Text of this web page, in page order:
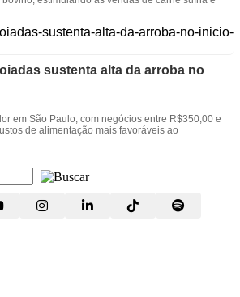
sustenta alta da arroba no
em São Paulo, com negócios entre R$350,00 e
de alimentação mais favoráveis ao